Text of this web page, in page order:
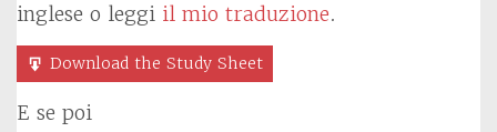
inglese o leggi il mio traduzione.
Download the Study Sheet
E se poi